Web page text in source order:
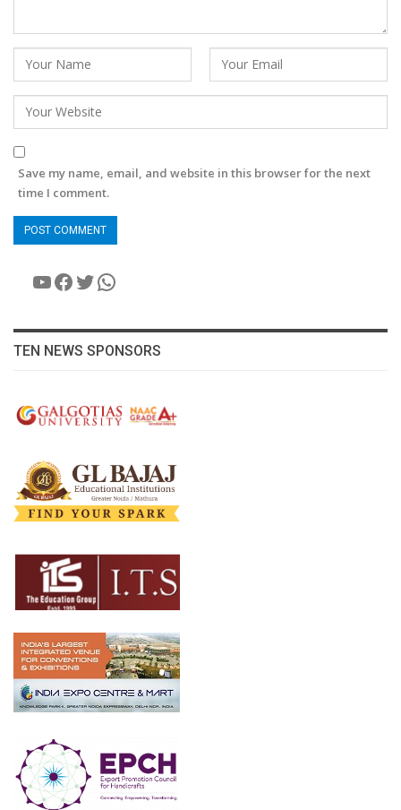
Save my name, email, and website in this browser for the next
time I comment.
YouTube
Facebook
Twitter
WhatsApp
TEN NEWS SPONSORS